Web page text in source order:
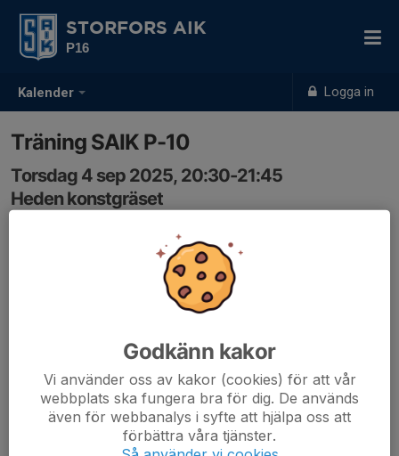
Kalender Logga in
STORFORS AIK
P16
Träning SAIK P-10
Torsdag 4 sep 2025, 20:30-21:45
Heden konstgräset
Samling: 20:30, Planhalva 1
Godkänn kakor
Vi använder oss av kakor (cookies) för att vår
webbplats ska fungera bra för dig. De används
även för webbanalys i syfte att hjälpa oss att
förbättra våra tjänster.